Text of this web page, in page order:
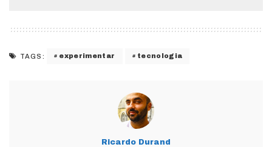
TAGS: experimentar tecnologia
Ricardo Durand